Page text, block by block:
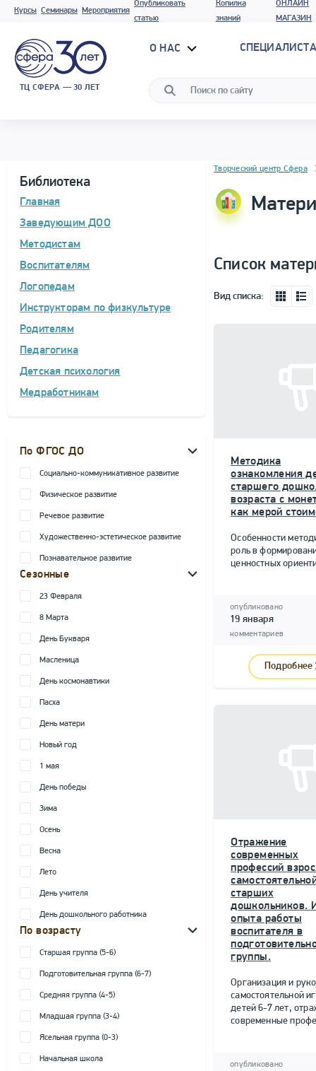
Курсы Семинары Мероприятия
Опубликовать
статью
Копилка
знаний
ОНЛАЙН
МАГАЗИН
ТЦ СФЕРА — 30 ЛЕТ
О НАС
Библиотека
Главная
Заведующим ДОО
Методистам
Воспитателям
Логопедам
Инструкторам по физкультуре
Родителям
Педагогика
Детская психология
Медработникам
По ФГОС ДО
Социально-коммуникативное развитие
Физическое развитие
Речевое развитие
Художественно-эстетическое развитие
Познавательное развитие
Сезонные
23 Февраля
8 Марта
День Букваря
Масленица
День космонавтики
Пасха
День матери
Новый год
1 мая
День победы
Зима
Осень
Весна
Лето
День учителя
День дошкольного работника
По возрасту
Старшая группа (5-6)
Подготовительная группа (6-7)
Средняя группа (4-5)
Младшая группа (3-4)
Ясельная группа (0-3)
Начальная школа
Блок новостей
Творческий центр Сфера
Список
Вид списка:
Методика
ознакомления
старшего
возраста с
как мерой
Особенности
роль в
ценностных
опубликовано
19 января
комментариев
Подробнее
Отражение
современных
профессий
старших
дошкольников.
опыта работы
воспитателя в
группы.
Организация и
самостоятельной
детей 6-7 лет,
современные
опубликовано